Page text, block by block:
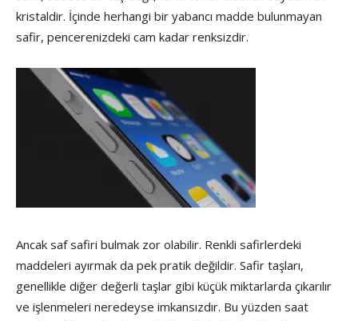
kristaldir. İçinde herhangi bir yabancı madde bulunmayan
safir, pencerenizdeki cam kadar renksizdir.
Ancak saf safiri bulmak zor olabilir. Renkli safirlerdeki
maddeleri ayırmak da pek pratik değildir. Safir taşları,
genellikle diğer değerli taşlar gibi küçük miktarlarda çıkarılır
ve işlenmeleri neredeyse imkansızdır. Bu yüzden saat